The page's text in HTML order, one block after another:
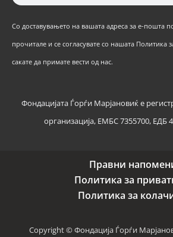
Со доставувањето на вашата адреса за е-пошта
прочитале и се согласувате со нашата Политика
сакате да примате вести од нас.
Фондацијата Ѓорѓи Марјановиќ е
организација, ЕМБС 7355700, ЕДБ
Правни
Политика за
Политика за
Copyright © Фондација Ѓорѓи